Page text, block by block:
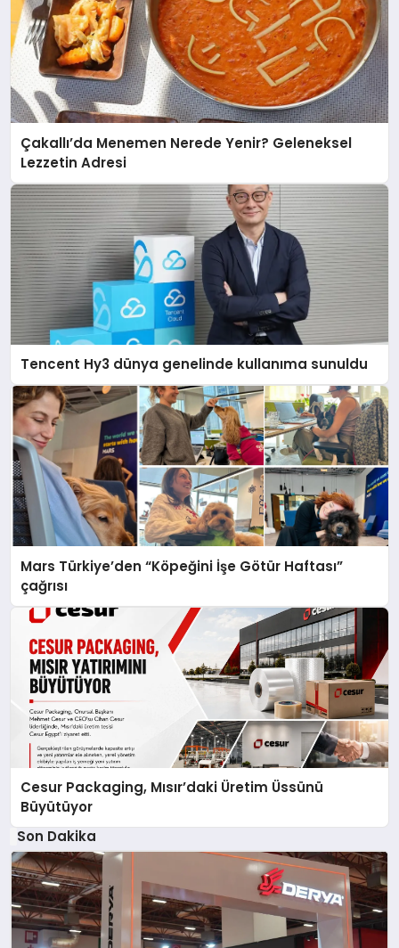
Çakallı’da Menemen Nerede Yenir? Geleneksel
Lezzetin Adresi
Tencent Hy3 dünya genelinde kullanıma sunuldu
Mars Türkiye’den “Köpeğini İşe Götür Haftası”
çağrısı
Cesur Packaging, Mısır’daki Üretim Üssünü
Büyütüyor
Son Dakika